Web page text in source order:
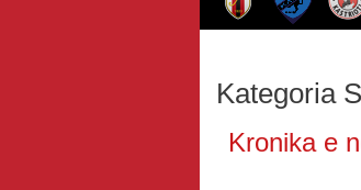
Kategoria
Kronika e